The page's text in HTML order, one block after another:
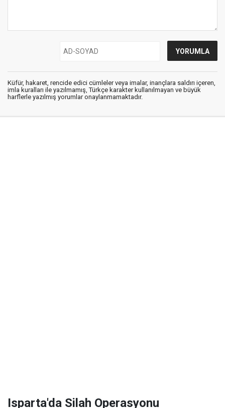
Küfür, hakaret, rencide edici cümleler veya imalar, inançlara saldırı içeren,
imla kuralları ile yazılmamış, Türkçe karakter kullanılmayan ve büyük
harflerle yazılmış yorumlar onaylanmamaktadır.
Isparta'da Silah Operasyonu